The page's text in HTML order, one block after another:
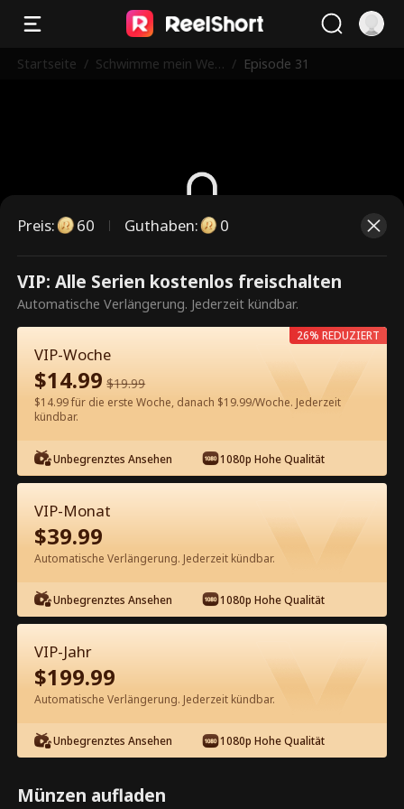
Startseite / Schwimme mein Weg / Episode 31
Dies ist eine kostenpflichtige
Episode. Bitte entsperren, um
weiterzusehen.
60Jetzt entsperren
Kostenlos in der App ansehen
Episode 31 - Schwimme mein Weg
zurück zu dir Kompletter Film
0-49 50-72
31 32 34 35
Preis: 60 Guthaben: 0
VIP: Alle Serien kostenlos freischalten
Automatische Verlängerung. Jederzeit kündbar.
VIP-Woche
$14.99 $19.99
$14.99 für die erste Woche, danach $19.99/Woche. Jederzeit
kündbar.
Unbegrenztes Ansehen 1080p Hohe Qualität
26% REDUZIERT
VIP-Monat
$39.99
Automatische Verlängerung. Jederzeit kündbar.
Unbegrenztes Ansehen 1080p Hohe Qualität
VIP-Jahr
$199.99
Automatische Verlängerung. Jederzeit kündbar.
Unbegrenztes Ansehen 1080p Hohe Qualität
Münzen aufladen